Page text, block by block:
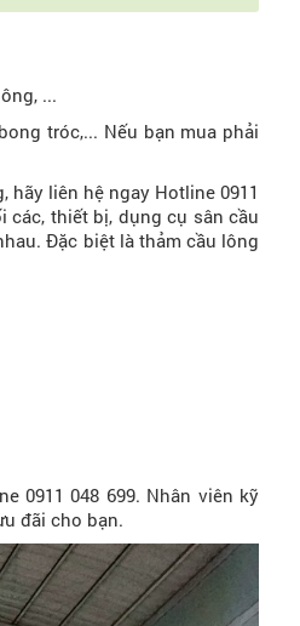
...
tróc,... Nếu bạn mua phải
liên hệ ngay Hotline 0911
các, thiết bị, dụng cụ sân cầu
Đặc biệt là thảm cầu lông
0911 048 699. Nhân viên kỹ
đãi cho bạn.